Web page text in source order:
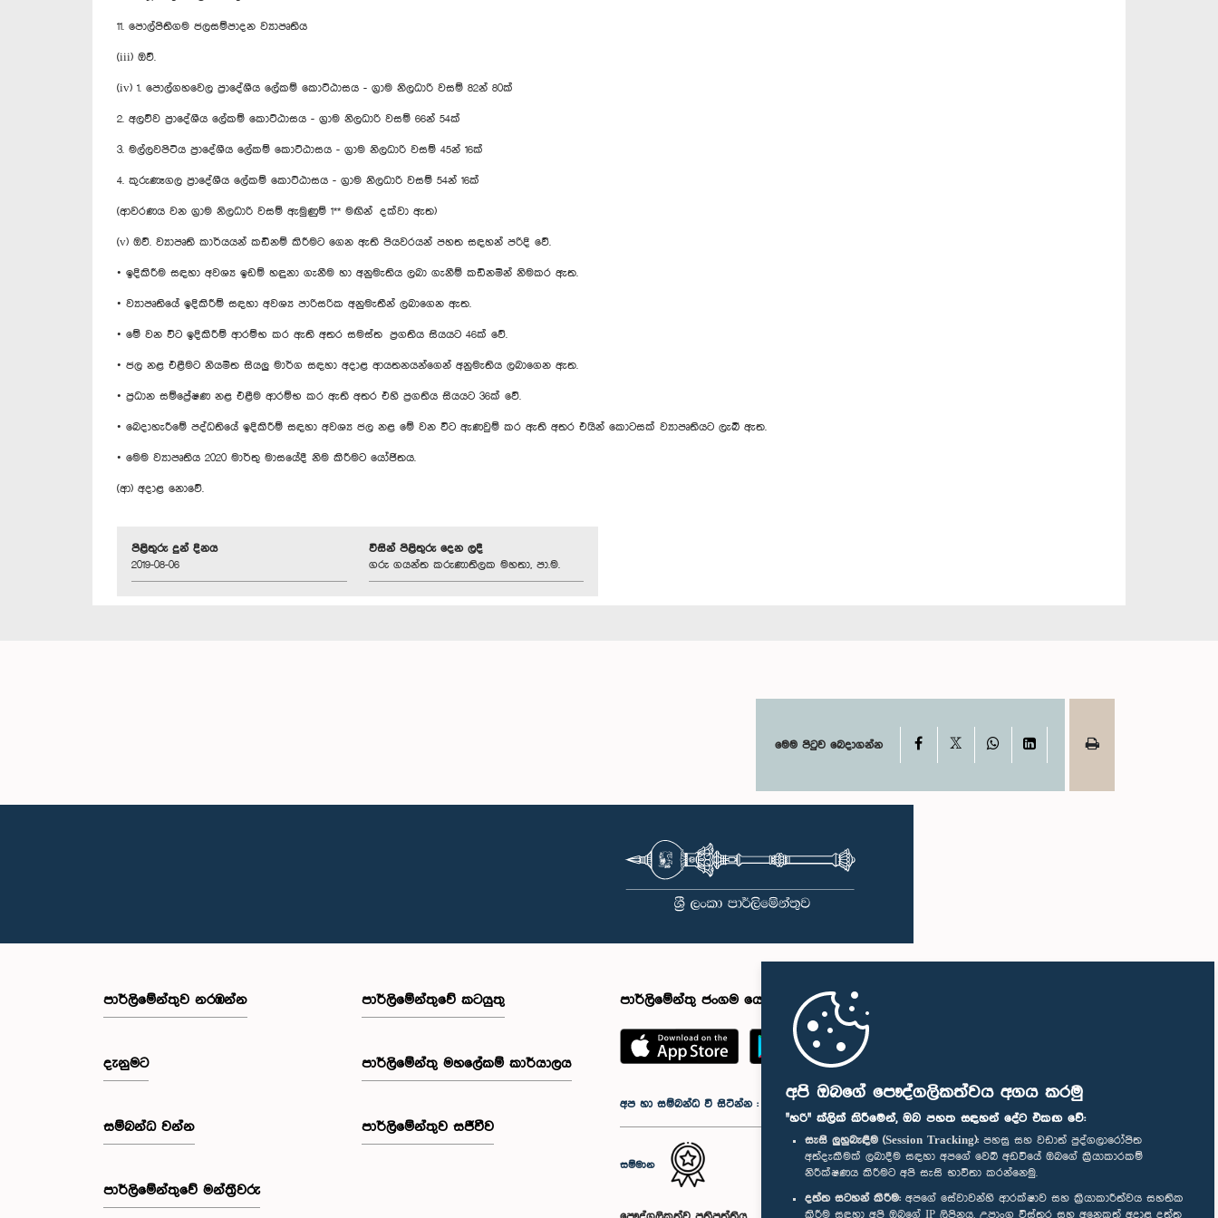
අපි ඔබගේ පෞද්ගලිකත්වය අගය කරමු
"හරි" ක්ලික් කිරීමෙන්, ඔබ පහත සඳහන් දේට එකඟ වේ:
සැසි ලුහුබැඳීම (Session Tracking): පහසු සහ වඩාත් පුද්ගලාරෝපිත
අත්දැකීමක් ලබාදීම සඳහා අපගේ වෙබ් අඩවියේ ඔබගේ ක්‍රියාකාරකම්
නිරීක්ෂණය කිරීමට අපි සැසි භාවිතා කරන්නෙමු.
දත්ත සටහන් කිරීම: අපගේ සේවාවන්හි ආරක්ෂාව සහ ක්‍රියාකාරීත්වය සහතික
කිරීම සඳහා අපි ඔබගේ IP ලිපිනය, උපාංග විස්තර සහ අනෙකුත් අදාළ දත්ත
11. පොල්පිතිගම ජලසම්පාදන ව්‍යාපෘතිය
(iii) ඔව්.
(iv) 1. පොල්ගහවෙල ප්‍රාදේශීය ලේකම් කොට්ඨාසය - ග්‍රාම නිලධාරි වසම් 82න් 80ක්
2. අලව්ව ප්‍රාදේශීය ලේකම් කොට්ඨාසය - ග්‍රාම නිලධාරි වසම් 66න් 54ක්
3. මල්ලවපිටිය ප්‍රාදේශීය ලේකම් කොට්ඨාසය - ග්‍රාම නිලධාරි වසම් 45න් 16ක්
4. කුරුණෑගල ප්‍රාදේශීය ලේකම් කොට්ඨාසය - ග්‍රාම නිලධාරි වසම් 54න් 16ක්
(ආවරණය වන ග්‍රාම නිලධාරි වසම් ඇමුණුම් 1** මඟින් දක්වා ඇත)
(v) ඔව්. ව්‍යාපෘති කාර්යයන් කඩිනම් කිරීමට ගෙන ඇති පියවරයන් පහත සඳහන් පරිදි වේ.
• ඉදිකිරීම සඳහා අවශ්‍ය ඉඩම් හඳුනා ගැනීම හා අනුමැතිය ලබා ගැනීම් කඩිනමින් නිමකර ඇත.
• ව්‍යාපෘතියේ ඉදිකිරීම් සඳහා අවශ්‍ය පාරිසරික අනුමැතීන් ලබාගෙන ඇත.
• මේ වන විට ඉදිකිරීම් ආරම්භ කර ඇති අතර සමස්ත ප්‍රගතිය සියයට 46ක් වේ.
• ජල නළ එළීමට නියමිත සියලු මාර්ග සඳහා අදාළ ආයතනයන්ගෙන් අනුමැතිය ලබාගෙන ඇත.
• ප්‍රධාන සම්ප්‍රේෂණ නළ එළීම ආරම්භ කර ඇති අතර එහි ප්‍රගතිය සියයට 36ක් වේ.
• බෙදාහැරීමේ පද්ධතියේ ඉදිකිරීම් සඳහා අවශ්‍ය ජල නළ මේ වන විට ඇණවුම් කර ඇති අතර එයින් කොටසක් ව්‍යාපෘතියට ලැබී ඇත.
• මෙම ව්‍යාපෘතිය 2020 මාර්තු මාසයේදී නිම කිරීමට යෝජිතය.
(ආ) අදාළ නොවේ.
පිළිතුරු දුන් දිනය
2019-08-06
විසින් පිළිතුරු දෙන ලදී
ගරු ගයන්ත කරුණාතිලක මහතා, පා.ම.
මෙම පිටුව බෙදාගන්න Facebook WhatsAppLinkedIn
පාර්ලි‌මේන්තුව නරඹන්න
දැනුමට
සම්බන්ධ වන්න
පාර්ලි‌මේන්තුවේ මන්ත්‍රීවරු
පාර්ලිමේන්තුවේ කටයුතු
පාර්ලිමේන්තු මහලේකම් කාර්යාලය
පාර්ලිමේන්තුව සජීවීව
පාර්ලිමේන්තු ජංගම යෙදුම
අප හා සම්බන්ධ වී සිටින්න :
සම්මාන